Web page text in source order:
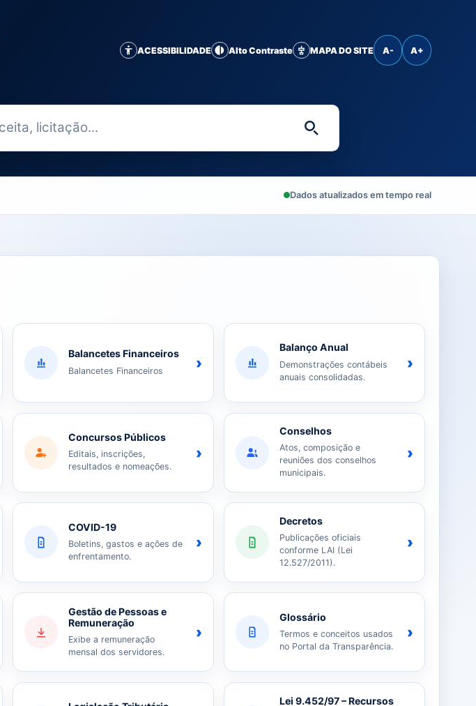
ACESSIBILIDADE Alto Contraste MAPA DO SITE A- A+
Digite uma palavra-
Dados atualizados em tempo real
Balancetes Financeiros
Balancetes Financeiros ›
Balanço Anual
Demonstrações contábeis
anuais consolidadas.
›
Concursos Públicos
Editais, inscrições,
resultados e nomeações.
›
Conselhos
Atos, composição e
reuniões dos conselhos
municipais.
›
COVID-19
Boletins, gastos e ações de
enfrentamento.
›
Decretos
Publicações oficiais
conforme LAI (Lei
12.527/2011).
›
Gestão de Pessoas e
Remuneração
Exibe a remuneração
mensal dos servidores.
›
Glossário
Termos e conceitos usados
no Portal da Transparência.
›
Lei 9.452/97 – Recursos